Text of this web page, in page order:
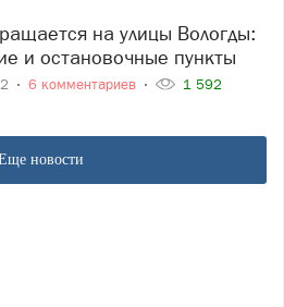
и остановочные пункты
6 комментариев
1 592
новости